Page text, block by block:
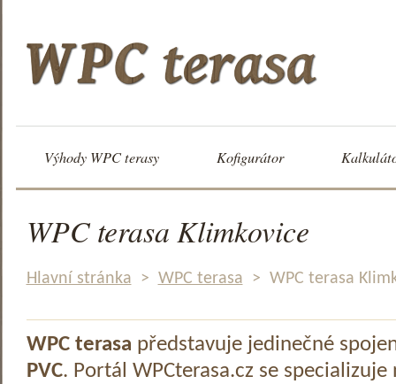
Výhody WPC terasy Kofigurátor
WPC terasa Klimkovice
Hlavní stránka > WPC terasa > WPC terasa
WPC terasa představuje jedinečné
PVC. Portál WPCterasa.cz se specializuje